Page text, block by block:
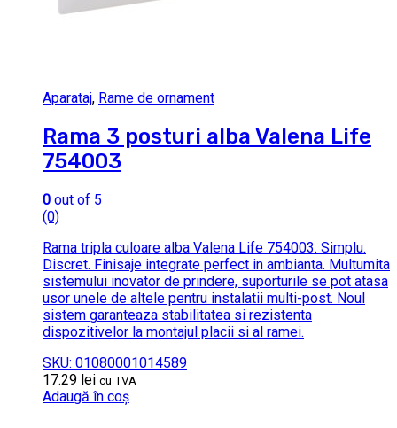
Aparataj, Rame de ornament
Rama 3 posturi alba Valena Life
754003
0 out of 5
(0)
Rama tripla culoare alba Valena Life 754003. Simplu.
Discret. Finisaje integrate perfect in ambianta. Multumita
sistemului inovator de prindere, suporturile se pot atasa
usor unele de altele pentru instalatii multi-post. Noul
sistem garanteaza stabilitatea si rezistenta
dispozitivelor la montajul placii si al ramei.
SKU: 01080001014589
17.29 lei cu TVA
Adaugă în coș